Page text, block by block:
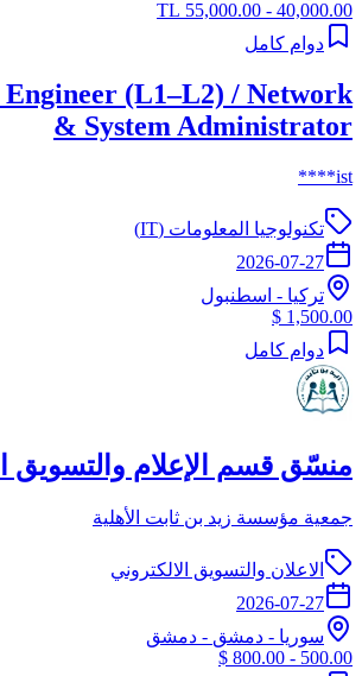
40,000.00 - 55,000.00 TL
دوام كامل
(L1–L2) / Network
& System Administrator
ist****
تكنولوجيا المعلومات (IT)
2026-07-27
تركيا - اسطنبول
1,500.00 $
دوام كامل
منسّق قسم الإعلام والتسويق
جمعية مؤسسة زيد بن ثابت الأهلية
الاعلان والتسويق الالكتروني
2026-07-27
سوريا - دمشق - دمشق
500.00 - 800.00 $